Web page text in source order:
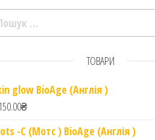
Cracked Feet Cream quantity
ТОВАРИ
glow BioAge (Англія )
₴
-C (Мотс ) BioAge (Англія )